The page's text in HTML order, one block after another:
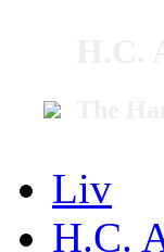
Liv
H.C.